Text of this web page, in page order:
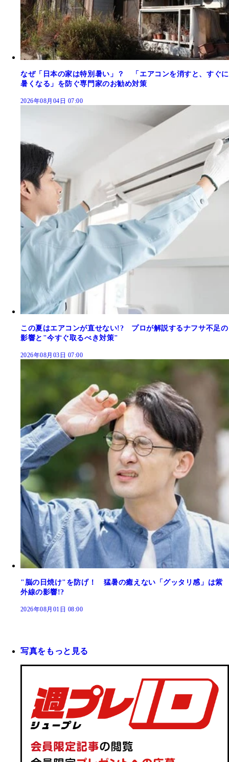
なぜ「日本の家は特別暑い」？ 「エアコンを消すと、すぐに
暑くなる」を防ぐ専門家のお勧め対策
2026年08月04日 07:00
この夏はエアコンが直せない!? プロが解説するナフサ不足の
影響と"今すぐ取るべき対策"
2026年08月03日 07:00
"脳の日焼け"を防げ！ 猛暑の癒えない「グッタリ感」は紫
外線の影響!?
2026年08月01日 08:00
写真をもっと見る